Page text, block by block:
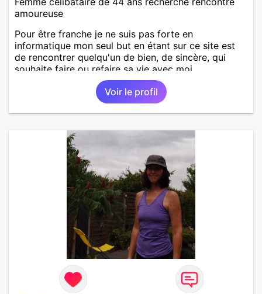
amoureuse
Pour être franche je ne suis pas forte en
informatique mon seul but en étant sur ce site est
de rencontrer quelqu'un de bien, de sincère, qui
souhaite faire ou refaire sa vie avec moi.
Voir le profil